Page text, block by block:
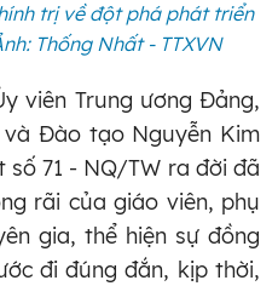
trị về đột phá phát triển
Thống Nhất - TTXVN
viên Trung ương Đảng,
Đào tạo Nguyễn Kim
số 71 - NQ/TW ra đời đã
rãi của giáo viên, phụ
gia, thể hiện sự đồng
đi đúng đắn, kịp thời,